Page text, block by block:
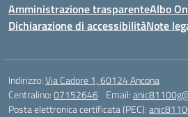
Amministrazione trasparenteAlbo
Dichiarazione di accessibilitàNote
Indirizzo:Via Cadore 1, 60124 Ancona
Centralino:07152646 Email:
Posta elettronica certificata (PEC):